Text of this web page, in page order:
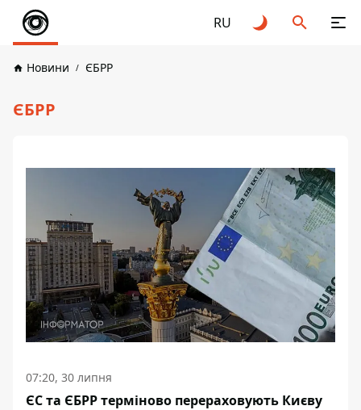
RU
Новини ЄБРР
ЄБРР
07:20, 30 липня
ЄС та ЄБРР терміново перераховують Києву